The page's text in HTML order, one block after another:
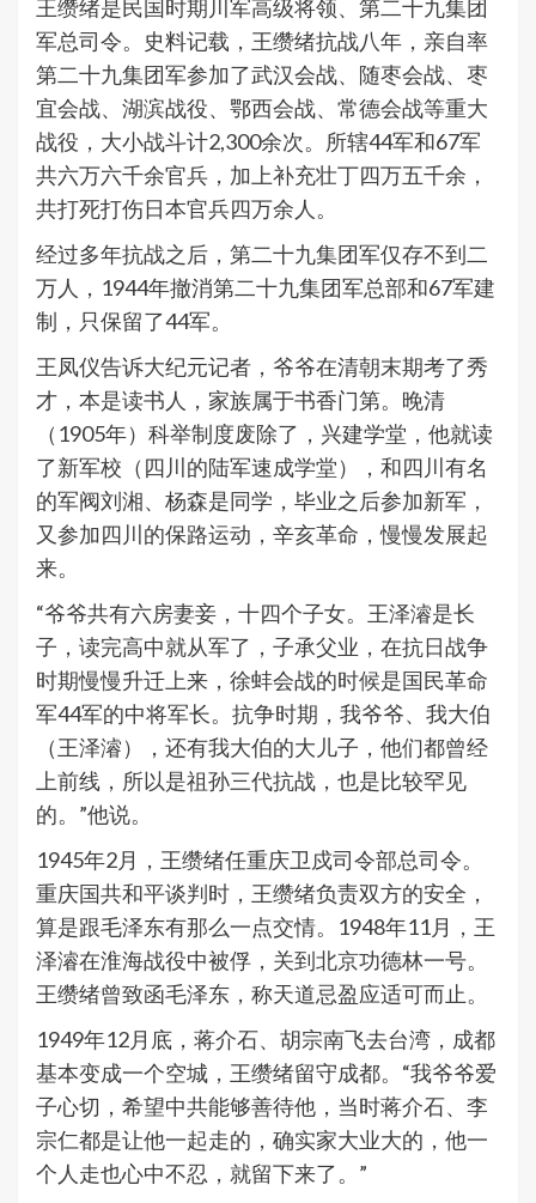
王缵绪是民国时期川军高级将领、第二十九集团
军总司令。史料记载，王缵绪抗战八年，亲自率
第二十九集团军参加了武汉会战、随枣会战、枣
宜会战、湖滨战役、鄂西会战、常德会战等重大
战役，大小战斗计2,300余次。所辖44军和67军
共六万六千余官兵，加上补充壮丁四万五千余，
共打死打伤日本官兵四万余人。
经过多年抗战之后，第二十九集团军仅存不到二
万人，1944年撤消第二十九集团军总部和67军建
制，只保留了44军。
王凤仪告诉大纪元记者，爷爷在清朝末期考了秀
才，本是读书人，家族属于书香门第。晚清
（1905年）科举制度废除了，兴建学堂，他就读
了新军校（四川的陆军速成学堂），和四川有名
的军阀刘湘、杨森是同学，毕业之后参加新军，
又参加四川的保路运动，辛亥革命，慢慢发展起
来。
“爷爷共有六房妻妾，十四个子女。王泽濬是长
子，读完高中就从军了，子承父业，在抗日战争
时期慢慢升迁上来，徐蚌会战的时候是国民革命
军44军的中将军长。抗争时期，我爷爷、我大伯
（王泽濬），还有我大伯的大儿子，他们都曾经
上前线，所以是祖孙三代抗战，也是比较罕见
的。”他说。
1945年2月，王缵绪任重庆卫戍司令部总司令。
重庆国共和平谈判时，王缵绪负责双方的安全，
算是跟毛泽东有那么一点交情。1948年11月，王
泽濬在淮海战役中被俘，关到北京功德林一号。
王缵绪曾致函毛泽东，称天道忌盈应适可而止。
1949年12月底，蒋介石、胡宗南飞去台湾，成都
基本变成一个空城，王缵绪留守成都。“我爷爷爱
子心切，希望中共能够善待他，当时蒋介石、李
宗仁都是让他一起走的，确实家大业大的，他一
个人走也心中不忍，就留下来了。”